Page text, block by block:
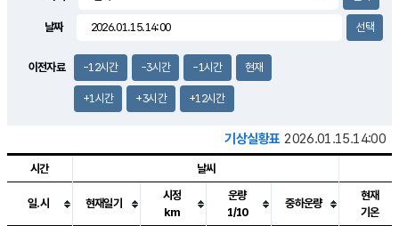
3.5m/s
날짜
이전자료 -12시간 -3시간 -1시간 현재
+1시간 +3시간 +12시간
기상실황표 2026.01.15.14:00
시간 날씨
일.시 현재일기
시정
km
운량
1/10
중하운량
현재
기온